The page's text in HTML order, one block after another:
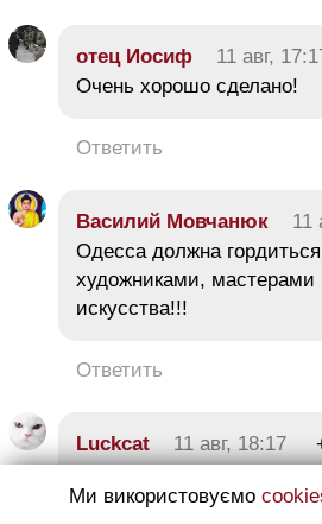
отец Иосиф 11 авг,
Очень хорошо сделано!
Ответить
Василий Мовчанюк 11
Одесса должна
художниками, мастерами
искусства!!!
Ответить
Luckcat 11 авг, 18:17
Замечательные картины
позитив:)
Ми використовуємо